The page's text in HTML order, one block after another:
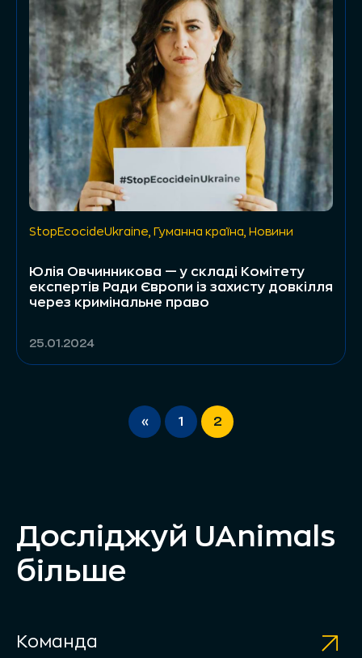
StopEcocideUkraine Гуманна країна Новини
Юлія Овчинникова — у складі Комітету
експертів Ради Європи із захисту довкілля
через кримінальне право
25.01.2024
« 1 2
Досліджуй UAnimals
більше
Команда